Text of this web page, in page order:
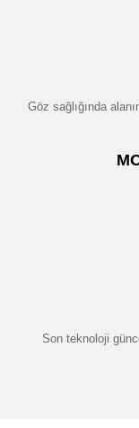
Göz sağlığında
Son teknoloji